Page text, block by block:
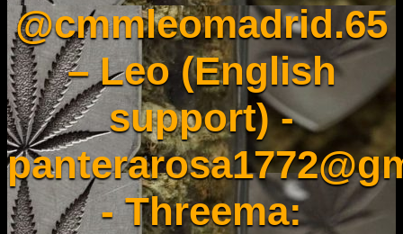
@cmmleomadrid.65
– Leo (English
support) -
- Threema: